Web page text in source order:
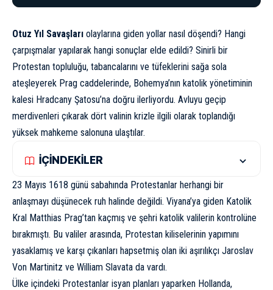
Otuz Yıl Savaşları olaylarına giden yollar nasıl döşendi? Hangi
çarpışmalar yapılarak hangi sonuçlar elde edildi? Sinirli bir
Protestan topluluğu, tabancalarını ve tüfeklerini sağa sola
ateşleyerek Prag caddelerinde, Bohemya’nın katolik yönetiminin
kalesi Hradcany Şatosu’na doğru ilerliyordu. Avluyu geçip
merdivenleri çıkarak dört valinin krizle ilgili olarak toplandığı
yüksek mahkeme salonuna ulaştılar.
İÇİNDEKİLER
23 Mayıs 1618 günü sabahında Protestanlar herhangi bir
anlaşmayı düşünecek ruh halinde değildi. Viyana’ya giden Katolik
Kral Matthias Prag’tan kaçmış ve şehri katolik valilerin kontrolüne
bırakmıştı. Bu valiler arasında, Protestan kiliselerinin yapımını
yasaklamış ve karşı çıkanları hapsetmiş olan iki aşırılıkçı Jaroslav
Von Martinitz ve William Slavata da vardı.
Ülke içindeki Protestanlar isyan planları yaparken Hollanda,